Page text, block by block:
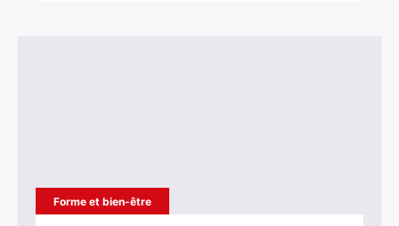
Forme et bien-être